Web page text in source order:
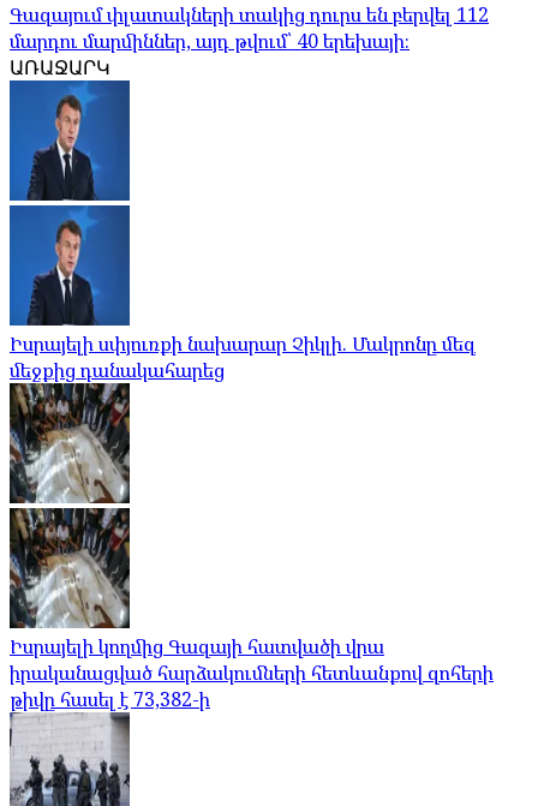
Գազայում փլատակների տակից դուրս են բերվել 112
մարդու մարմիններ, այդ թվում՝ 40 երեխայի։
ԱՌԱՋԱՐԿ
Իսրայելի սփյուռքի նախարար Չիկլի. Մակրոնը մեզ
մեջքից դանակահարեց
Իսրայելի կողմից Գազայի հատվածի վրա
իրականացված հարձակումների հետևանքով զոհերի
թիվը հասել է 73,382-ի